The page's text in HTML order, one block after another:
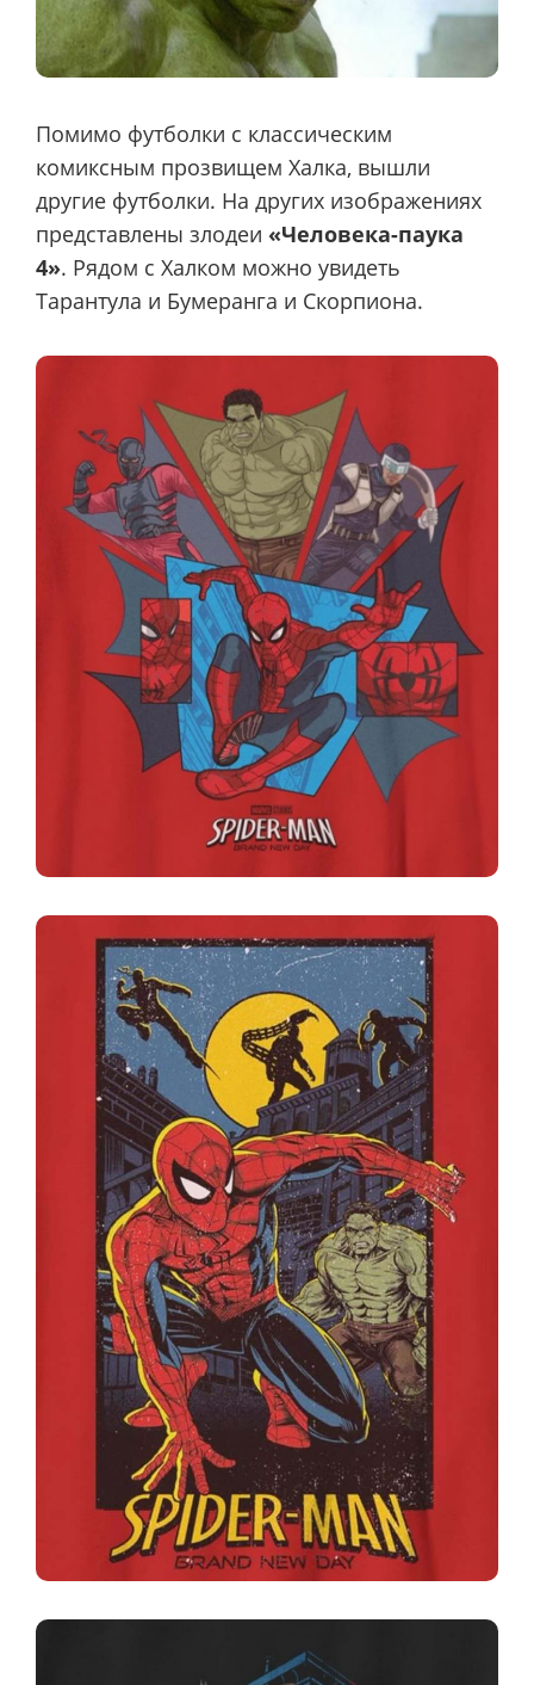
Помимо футболки с классическим
комиксным прозвищем Халка, вышли
другие футболки. На других изображениях
представлены злодеи «Человека-паука
4». Рядом с Халком можно увидеть
Тарантула и Бумеранга и Скорпиона.